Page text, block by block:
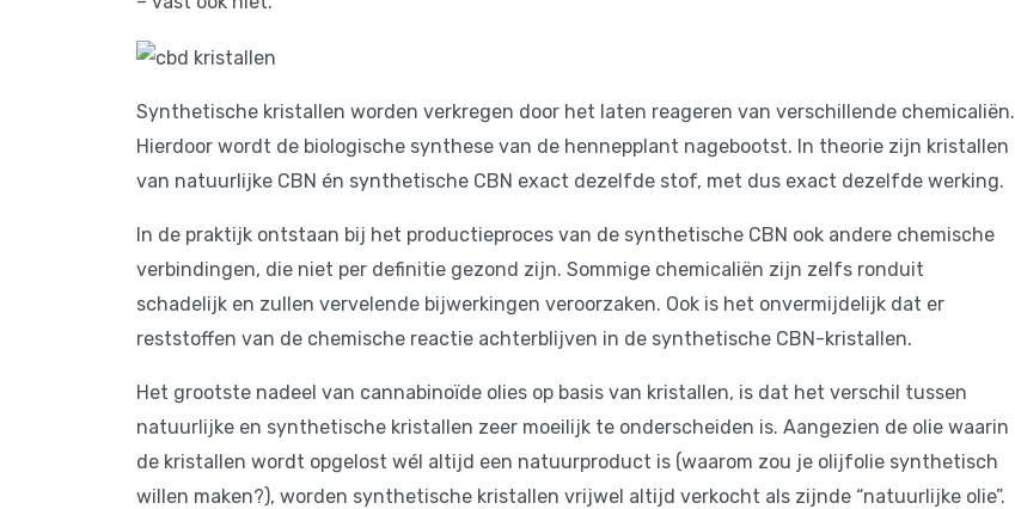
Synthetische kristallen worden verkregen door het laten reageren van verschillende chemicaliën.
Hierdoor wordt de biologische synthese van de hennepplant nagebootst. In theorie zijn kristallen
van natuurlijke CBN én synthetische CBN exact dezelfde stof, met dus exact dezelfde werking.
In de praktijk ontstaan bij het productieproces van de synthetische CBN ook andere chemische
verbindingen, die niet per definitie gezond zijn. Sommige chemicaliën zijn zelfs ronduit
schadelijk en zullen vervelende bijwerkingen veroorzaken. Ook is het onvermijdelijk dat er
reststoffen van de chemische reactie achterblijven in de synthetische CBN-kristallen.
Het grootste nadeel van cannabinoïde olies op basis van kristallen, is dat het verschil tussen
natuurlijke en synthetische kristallen zeer moeilijk te onderscheiden is. Aangezien de olie waarin
de kristallen wordt opgelost wél altijd een natuurproduct is (waarom zou je olijfolie synthetisch
willen maken?), worden synthetische kristallen vrijwel altijd verkocht als zijnde “natuurlijke olie”.